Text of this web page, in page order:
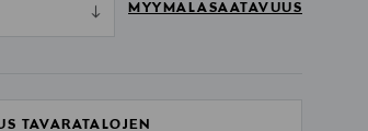
MYYMÄLÄSAATAVUUS
TAVARATALOJEN